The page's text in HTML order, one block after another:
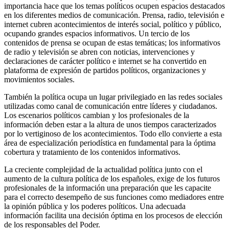
importancia hace que los temas políticos ocupen espacios destacados
en los diferentes medios de comunicación. Prensa, radio, televisión e
internet cubren acontecimientos de interés social, político y público,
ocupando grandes espacios informativos. Un tercio de los
contenidos de prensa se ocupan de estas temáticas; los informativos
de radio y televisión se abren con noticias, intervenciones y
declaraciones de carácter político e internet se ha convertido en
plataforma de expresión de partidos políticos, organizaciones y
movimientos sociales.
También la política ocupa un lugar privilegiado en las redes sociales
utilizadas como canal de comunicación entre líderes y ciudadanos.
Los escenarios políticos cambian y los profesionales de la
información deben estar a la altura de unos tiempos caracterizados
por lo vertiginoso de los acontecimientos. Todo ello convierte a esta
área de especialización periodística en fundamental para la óptima
cobertura y tratamiento de los contenidos informativos.
La creciente complejidad de la actualidad política junto con el
aumento de la cultura política de los españoles, exige de los futuros
profesionales de la información una preparación que les capacite
para el correcto desempeño de sus funciones como mediadores entre
la opinión pública y los poderes políticos. Una adecuada
información facilita una decisión óptima en los procesos de elección
de los responsables del Poder.